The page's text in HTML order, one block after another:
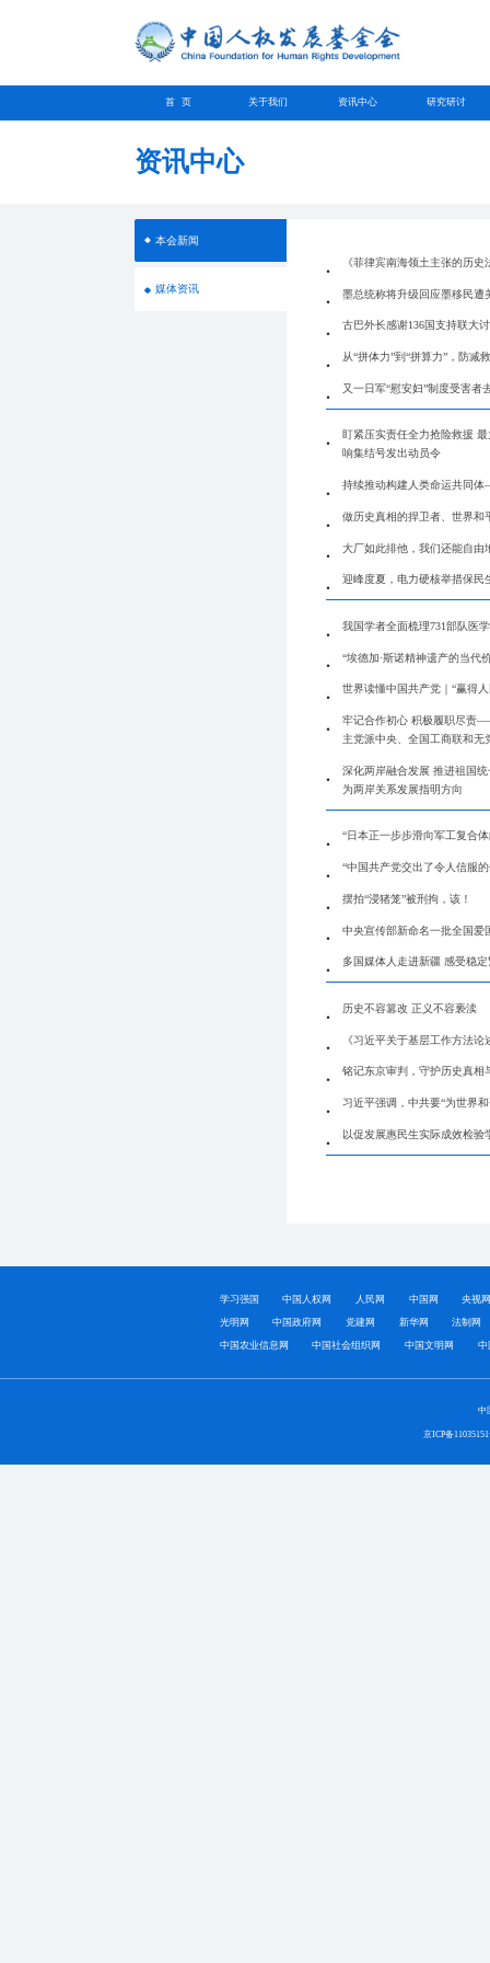
首 页 关于我们 资讯中心 研究研讨
资讯中心
本会新闻
媒体资讯
《菲律宾南海领土主张的历
墨总统称将升级回应墨移民遭
古巴外长感谢136国支持联大
从“拼体力”到“拼算力”，防减
又一日军“慰安妇”制度受害者
盯紧压实责任全力抢险救援
响集结号发出动员令
持续推动构建人类命运共同
做历史真相的捍卫者、世界和
大厂如此排他，我们还能自由
迎峰度夏，电力硬核举措保民
我国学者全面梳理731部队医
“埃德加·斯诺精神遗产的当代
世界读懂中国共产党｜“赢得
牢记合作初心 积极履职尽责
主党派中央、全国工商联和无
深化两岸融合发展 推进祖国
为两岸关系发展指明方向
“日本正一步步滑向军工复合
“中国共产党交出了令人信服
摆拍“浸猪笼”被刑拘，该！
中央宣传部新命名一批全国爱
多国媒体人走进新疆 感受稳
历史不容篡改 正义不容亵渎
《习近平关于基层工作方法论
铭记东京审判，守护历史真相
习近平强调，中共要“为世界
以促发展惠民生实际成效检验
学习强国 中国人权网 人民网 中国网 央视
光明网 中国政府网 党建网 新华网 法制网
中国农业信息网 中国社会组织网 中国文明网 中
中
京ICP备